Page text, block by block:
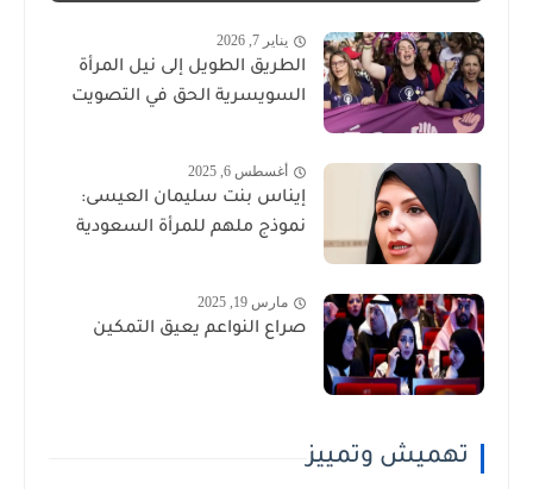
يناير 7, 2026
الطريق الطويل إلى نيل المرأة
السويسرية الحق في التصويت
أغسطس 6, 2025
إيناس بنت سليمان العيسى:
نموذج ملهم للمرأة السعودية
مارس 19, 2025
صراع النواعم يعيق التمكين
تهميش وتمييز